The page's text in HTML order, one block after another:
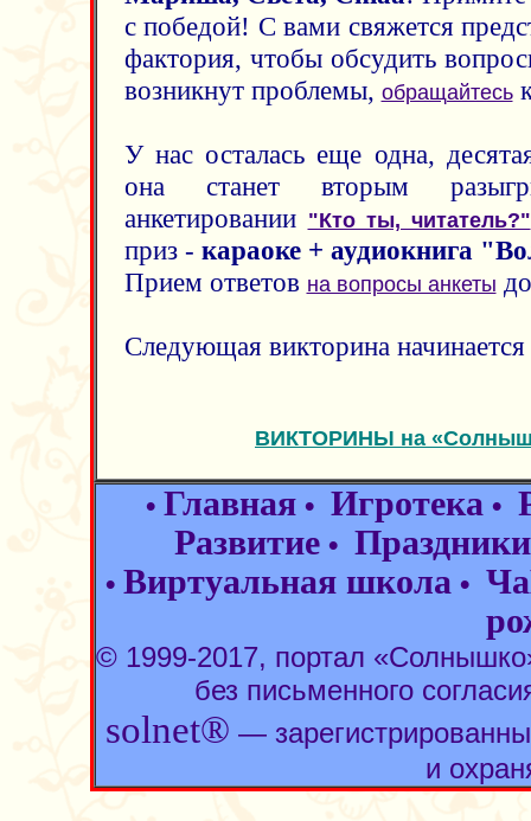
с победой! С вами свяжется
фактория, чтобы обсудить
возникнут проблемы, обращайтесь
У нас осталась еще одна,
она станет вторым
анкетировании "Кто ты, читатель?"
приз - караоке + аудиокнига
Прием ответов на вопросы анкеты
Следующая викторина
ВИКТОРИНЫ на
• Главная • Игротека •
Развитие• Праздники
• Виртуальная школа •
© 1999-2017, портал
без письменного
solnet® —
и